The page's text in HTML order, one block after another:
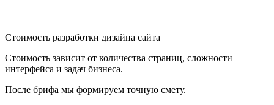
Стоимость разработки дизайна сайта
Стоимость зависит от количества страниц, сложности
интерфейса и задач бизнеса.
После брифа мы формируем точную смету.